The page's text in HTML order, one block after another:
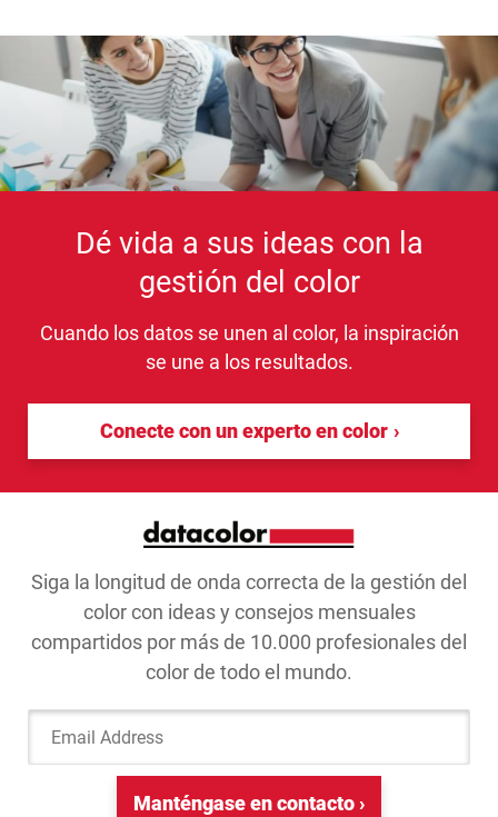
Dé vida a sus ideas con la
gestión del color
Cuando los datos se unen al color, la inspiración
se une a los resultados.
Conecte con un experto en color
Siga la longitud de onda correcta de la gestión del
color con ideas y consejos mensuales
compartidos por más de 10.000 profesionales del
color de todo el mundo.
Email Address
Manténgase en contacto ›